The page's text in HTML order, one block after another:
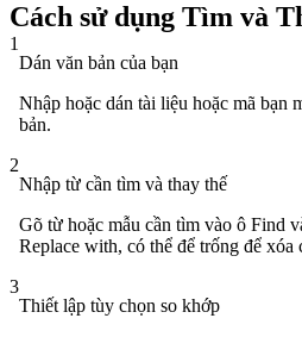
Cách sử dụng Tìm và
1
Dán văn bản của bạn
Nhập hoặc dán tài liệu hoặc mã bạn
bản.
2
Nhập từ cần tìm và thay thế
Gõ từ hoặc mẫu cần tìm vào ô Find
Replace with, có thể để trống để xóa
3
Thiết lập tùy chọn so khớp